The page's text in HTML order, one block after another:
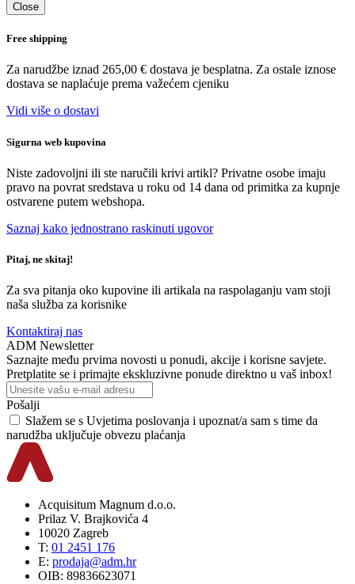
Close
Free shipping
Za narudžbe iznad 265,00 € dostava je besplatna. Za ostale iznose
dostava se naplaćuje prema važećem cjeniku
Vidi više o dostavi
Sigurna web kupovina
Niste zadovoljni ili ste naručili krivi artikl? Privatne osobe imaju
pravo na povrat sredstava u roku od 14 dana od primitka za kupnje
ostvarene putem webshopa.
Saznaj kako jednostrano raskinuti ugovor
Pitaj, ne skitaj!
Za sva pitanja oko kupovine ili artikala na raspolaganju vam stoji
naša služba za korisnike
Kontaktiraj nas
ADM Newsletter
Saznajte među prvima novosti u ponudi, akcije i korisne savjete.
Pretplatite se i primajte ekskluzivne ponude direktno u vaš inbox!
Pošalji
Slažem se s Uvjetima poslovanja i upoznat/a sam s time da
narudžba uključuje obvezu plaćanja
Acquisitum Magnum d.o.o.
Prilaz V. Brajkovića 4
10020 Zagreb
T: 01 2451 176
E: prodaja@adm.hr
OIB: 89836623071